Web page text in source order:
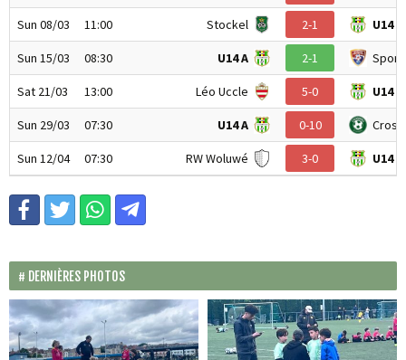
Sun 08/03 11:00 Stockel 2-1 U14 A
Sun 15/03 08:30 U14 A 2-1
Sat 21/03 13:00 Léo Uccle 5-0 U14 A
Sun 29/03 07:30 U14 A 0-10
Sun 12/04 07:30 RW Woluwé 3-0 U14 A
DERNIÈRES PHOTOS